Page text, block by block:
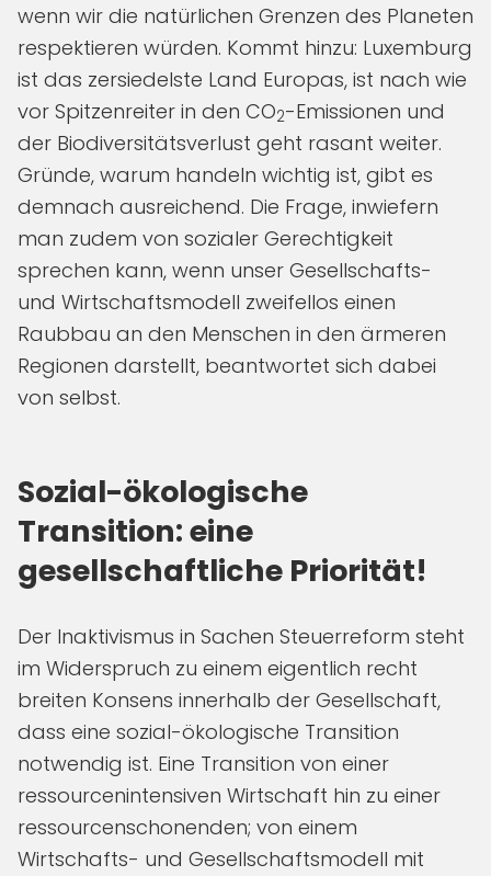
wenn wir die natürlichen Grenzen des Planeten
respektieren würden. Kommt hinzu: Luxemburg
ist das zersiedelste Land Europas, ist nach wie
vor Spitzenreiter in den CO2-Emissionen und
der Biodiversitätsverlust geht rasant weiter.
Gründe, warum handeln wichtig ist, gibt es
demnach ausreichend. Die Frage, inwiefern
man zudem von sozialer Gerechtigkeit
sprechen kann, wenn unser Gesellschafts-
und Wirtschaftsmodell zweifellos einen
Raubbau an den Menschen in den ärmeren
Regionen darstellt, beantwortet sich dabei
von selbst.
Sozial-ökologische
Transition: eine
gesellschaftliche Priorität!
Der Inaktivismus in Sachen Steuerreform steht
im Widerspruch zu einem eigentlich recht
breiten Konsens innerhalb der Gesellschaft,
dass eine sozial-ökologische Transition
notwendig ist. Eine Transition von einer
ressourcenintensiven Wirtschaft hin zu einer
ressourcenschonenden; von einem
Wirtschafts- und Gesellschaftsmodell mit